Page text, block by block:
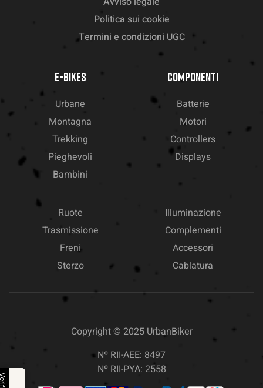
Politica sui cookie
Termini e condizioni UGC
E-BIKES
Urbane
Montagna
Trekking
Pieghevoli
Bambini
COMPONENTI
Batterie
Motori
Controllers
Displays
Ruote
Trasmissione
Freni
Sterzo
Illuminazione
Complementi
Accessori
Cablatura
Copyright © 2025 UrbanBiker
Nº RII-AEE: 8497
Nº RII-PYA: 2558